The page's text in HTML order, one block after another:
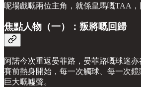
呢場戲嘅兩位主角，就係皇馬嘅TAA，
焦點人物（一）：叛將嘅回歸
阿諾今次重返晏菲路，晏菲路嘅球迷
賽前熱身開始，每一次觸球、每一次
巨大嘅噓聲。